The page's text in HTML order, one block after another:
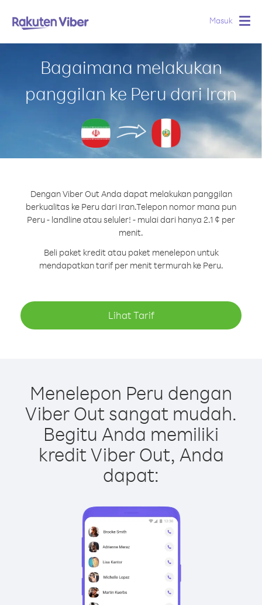
Masuk
Bagaimana melakukan
panggilan ke Peru dari Iran
Dengan Viber Out Anda dapat melakukan panggilan
berkualitas ke Peru dari Iran.Telepon nomor mana pun
Peru - landline atau seluler! - mulai dari hanya 2.1 ¢ per
menit.
Beli paket kredit atau paket menelepon untuk
mendapatkan tarif per menit termurah ke Peru.
Lihat Tarif
Menelepon Peru dengan
Viber Out sangat mudah.
Begitu Anda memiliki
kredit Viber Out, Anda
dapat: